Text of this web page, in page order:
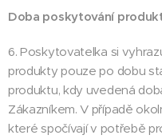
Doba poskytování
6. Poskytovatelka si
produkty pouze po dobu
produktu, kdy uvedená
Zákazníkem. V případě
které spočívají v potřebě